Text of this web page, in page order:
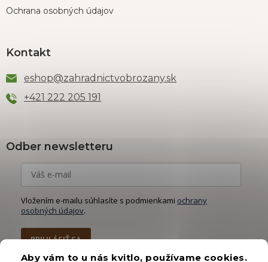
Aby vám to u nás kvitlo, používame cookies.
Ochrana osobných údajov
Kontakt
eshop@zahradnictvobrozany.sk
+421 222 205 191
Odber newsletteru
Vložením e-mailu súhlasíte s podmienkami ochrany
osobných údajov.
PRIHLÁSIŤ SA